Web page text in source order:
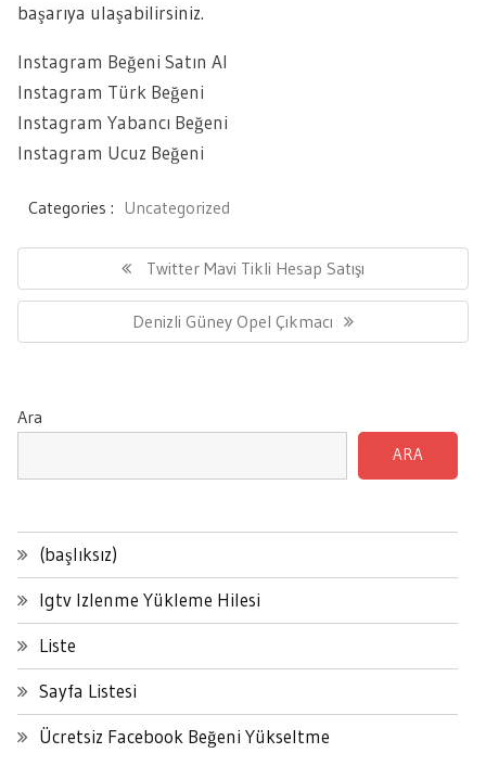
başarıya ulaşabilirsiniz.
Instagram Beğeni Satın Al
Instagram Türk Beğeni
Instagram Yabancı Beğeni
Instagram Ucuz Beğeni
Categories : Uncategorized
Previous
Post:
Twitter Mavi Tikli Hesap Satışı
Next
Post:
Denizli Güney Opel Çıkmacı
Ara
ARA
(başlıksız)
Igtv Izlenme Yükleme Hilesi
Liste
Sayfa Listesi
Ücretsiz Facebook Beğeni Yükseltme